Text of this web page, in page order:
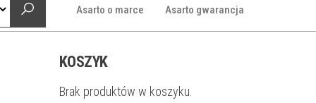
Asarto o marce Asarto gwarancja
KOSZYK
Brak produktów w koszyku.